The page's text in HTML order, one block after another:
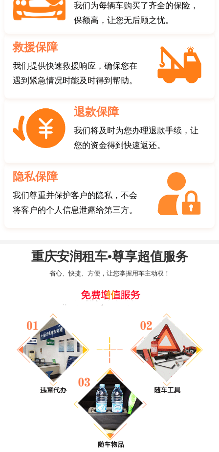
我们为每辆车购买了齐全的保险，
保额高，让您无后顾之忧。
救援保障
我们提供快速救援响应，确保您在
遇到紧急情况时能及时得到帮助。
退款保障
我们将及时为您办理退款手续，让
您的资金得到快速返还。
隐私保障
我们尊重并保护客户的隐私，不会
将客户的个人信息泄露给第三方。
重庆安润租车•尊享超值服务
省心、快捷、方便，让您掌握用车主动权！